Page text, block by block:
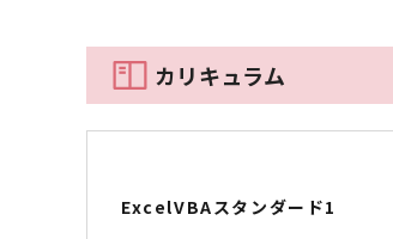
カリキュラム
ExcelVBAスタンダード1